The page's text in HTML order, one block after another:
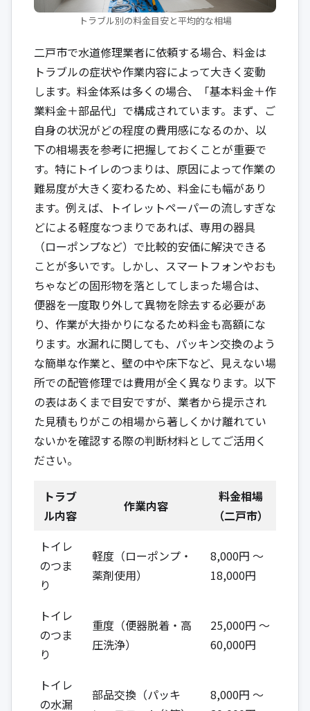
トラブル別の料金目安と平均的な相場
二戸市で水道修理業者に依頼する場合、料金は
トラブルの症状や作業内容によって大きく変動
します。料金体系は多くの場合、「基本料金＋作
業料金＋部品代」で構成されています。まず、ご
自身の状況がどの程度の費用感になるのか、以
下の相場表を参考に把握しておくことが重要で
す。特にトイレのつまりは、原因によって作業の
難易度が大きく変わるため、料金にも幅があり
ます。例えば、トイレットペーパーの流しすぎな
どによる軽度なつまりであれば、専用の器具
（ローポンプなど）で比較的安価に解決できる
ことが多いです。しかし、スマートフォンやおも
ちゃなどの固形物を落としてしまった場合は、
便器を一度取り外して異物を除去する必要があ
り、作業が大掛かりになるため料金も高額にな
ります。水漏れに関しても、パッキン交換のよう
な簡単な作業と、壁の中や床下など、見えない場
所での配管修理では費用が全く異なります。以下
の表はあくまで目安ですが、業者から提示され
た見積もりがこの相場から著しくかけ離れてい
ないかを確認する際の判断材料としてご活用く
ださい。
トラブ
ル内容
作業内容
料金相場
（二戸市）
トイレ
のつま
り
軽度（ローポンプ・
薬剤使用）
8,000円 ～
18,000円
トイレ
のつま
り
重度（便器脱着・高
圧洗浄）
25,000円 ～
60,000円
トイレ
の水漏
部品交換（パッキ
8,000円 ～